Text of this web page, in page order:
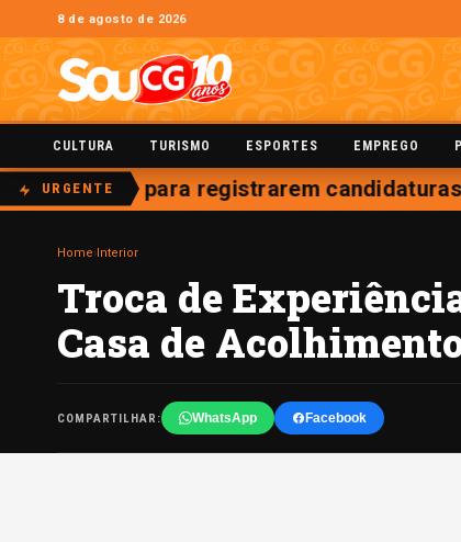
8 de agosto de 2026
CULTURA TURISMO ESPORTES EMPREGO
URGENTE
o dia 15 para registrarem candidaturas
Home Interior
Troca de
Casa de
COMPARTILHAR: WhatsApp Facebook